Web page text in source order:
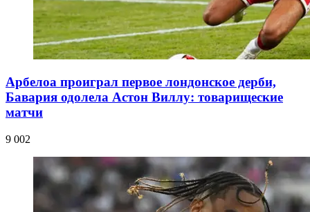
Арбелоа проиграл первое лондонское дерби,
Бавария одолела Астон Виллу: товарищеские
матчи
9 002